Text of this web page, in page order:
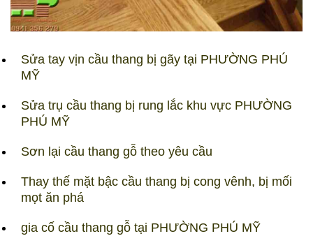
Sửa tay vịn cầu thang bị gãy tại PHƯỜNG PHÚ
MỸ
Sửa trụ cầu thang bị rung lắc khu vực PHƯỜNG
PHÚ MỸ
Sơn lại cầu thang gỗ theo yêu cầu
Thay thế mặt bậc cầu thang bị cong vênh, bị mối
mọt ăn phá
gia cố cầu thang gỗ tại PHƯỜNG PHÚ MỸ​